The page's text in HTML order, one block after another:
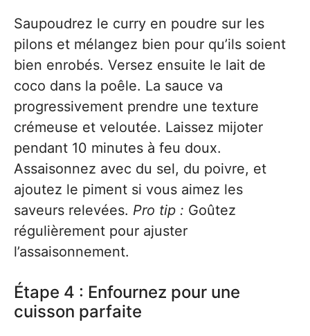
Saupoudrez le curry en poudre sur les
pilons et mélangez bien pour qu’ils soient
bien enrobés. Versez ensuite le lait de
coco dans la poêle. La sauce va
progressivement prendre une texture
crémeuse et veloutée. Laissez mijoter
pendant 10 minutes à feu doux.
Assaisonnez avec du sel, du poivre, et
ajoutez le piment si vous aimez les
saveurs relevées. Pro tip : Goûtez
régulièrement pour ajuster
l’assaisonnement.
Étape 4 : Enfournez pour une
cuisson parfaite